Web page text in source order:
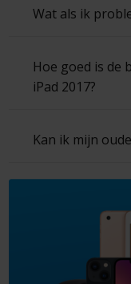
Wat als ik
Hoe goed is de
iPad 2017?
Kan ik mijn